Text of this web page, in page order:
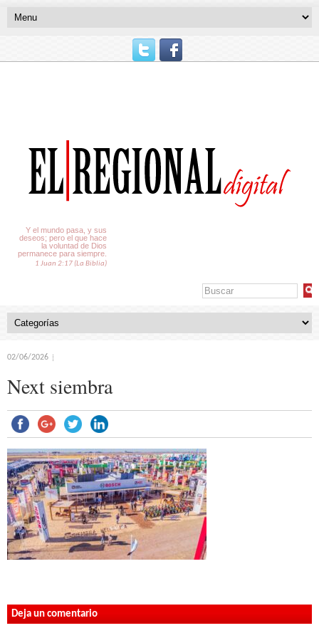
Y el mundo pasa, y sus
deseos; pero el que hace
la voluntad de Dios
permanece para siempre.
1 Juan 2:17 (La Biblia)
02/06/2026
Next siembra
Deja un comentario